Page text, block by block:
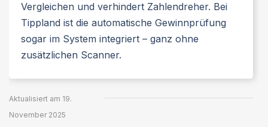
Vergleichen und verhindert Zahlendreher. Bei
Tippland ist die automatische Gewinnprüfung
sogar im System integriert – ganz ohne
zusätzlichen Scanner.
Aktualisiert am 19.
November 2025